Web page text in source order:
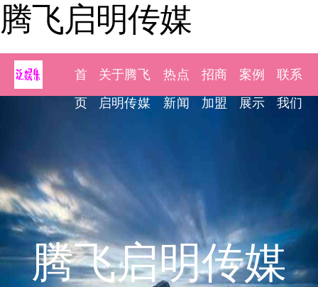
腾飞启明传媒
首
页
关于腾飞
启明传媒
热点
新闻
招商
加盟
案例
展示
联系
我们
腾飞启明传媒